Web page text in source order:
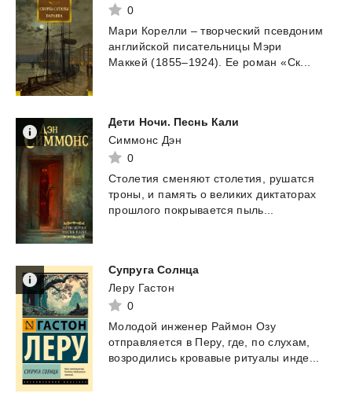
0
Мари Корелли – творческий псевдоним
английской писательницы Мэри
Маккей (1855–1924). Ее роман «Ск...
Дети Ночи. Песнь Кали
Симмонс Дэн
0
Столетия сменяют столетия, рушатся
троны, и память о великих диктаторах
прошлого покрывается пыль...
Супруга Солнца
Леру Гастон
0
Молодой инженер Раймон Озу
отправляется в Перу, где, по слухам,
возродились кровавые ритуалы инде...